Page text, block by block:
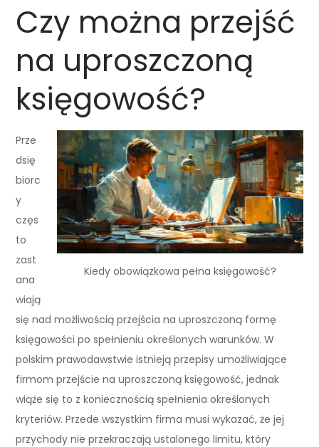
Czy można przejść
na uproszczoną
księgowość?
Kiedy obowiązkowa pełna księgowość?
Prze
dsię
biorc
y
częs
to
zast
ana
wiają
się nad możliwością przejścia na uproszczoną formę
księgowości po spełnieniu określonych warunków. W
polskim prawodawstwie istnieją przepisy umożliwiające
firmom przejście na uproszczoną księgowość, jednak
wiąże się to z koniecznością spełnienia określonych
kryteriów. Przede wszystkim firma musi wykazać, że jej
przychody nie przekraczają ustalonego limitu, który